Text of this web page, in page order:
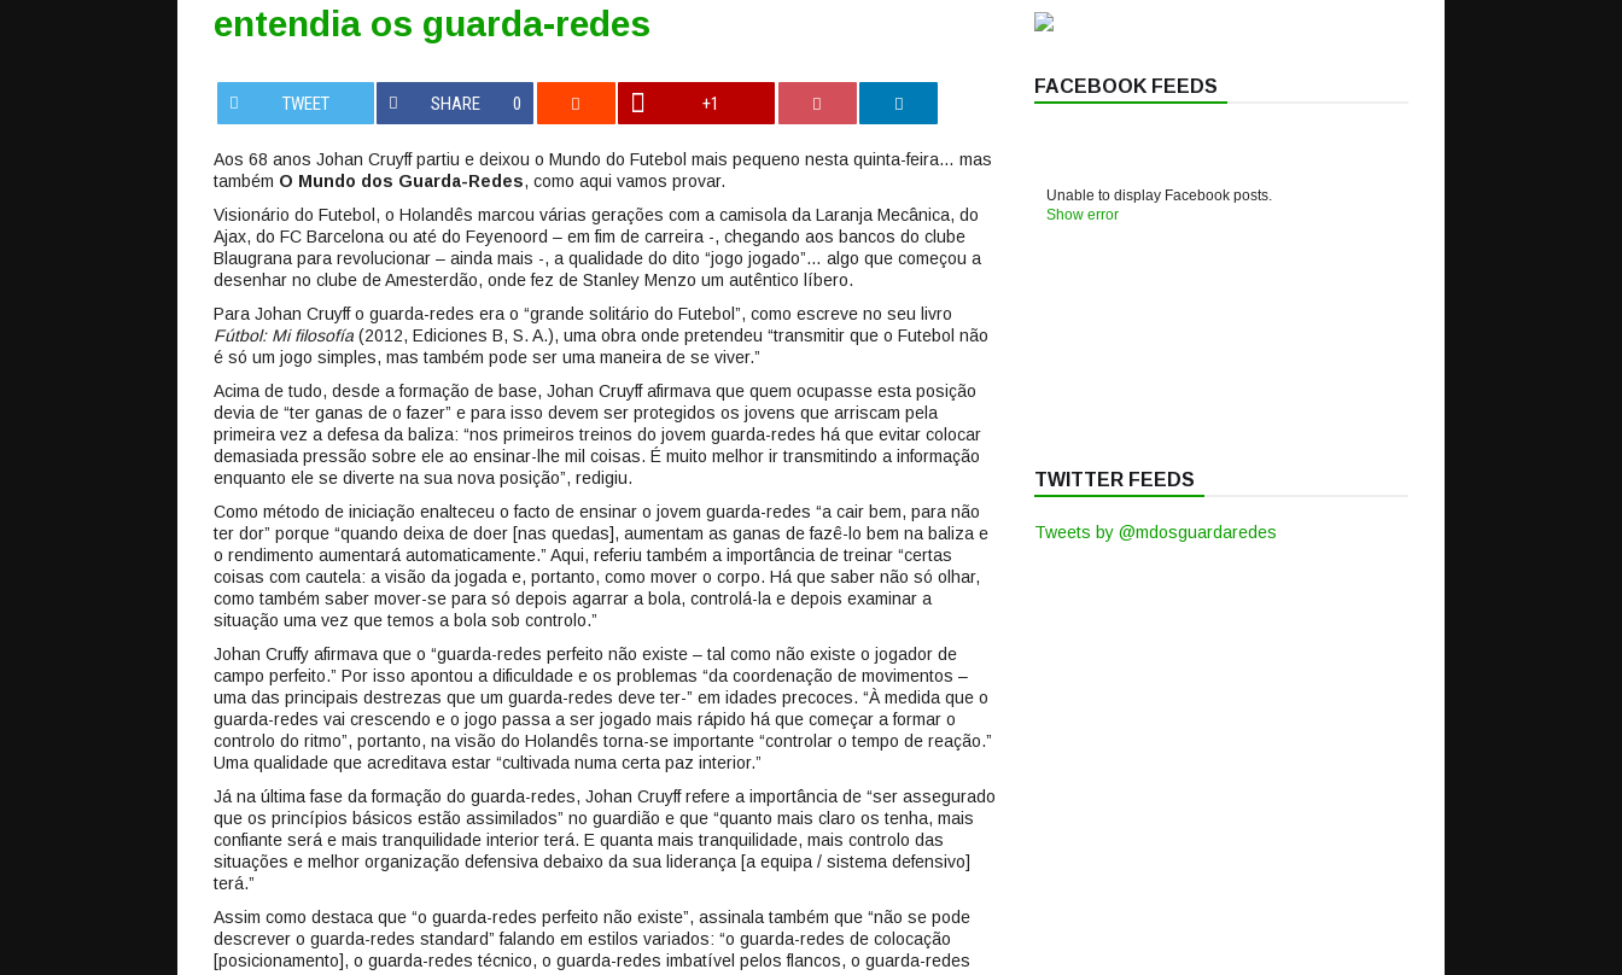
entendia os guarda-redes
TWEET SHARE 0 +1
Aos 68 anos Johan Cruyff partiu e deixou o Mundo do Futebol mais pequeno nesta quinta-feira… mas
também O Mundo dos Guarda-Redes, como aqui vamos provar.
Visionário do Futebol, o Holandês marcou várias gerações com a camisola da Laranja Mecânica, do
Ajax, do FC Barcelona ou até do Feyenoord – em fim de carreira -, chegando aos bancos do clube
Blaugrana para revolucionar – ainda mais -, a qualidade do dito “jogo jogado”… algo que começou a
desenhar no clube de Amesterdão, onde fez de Stanley Menzo um autêntico líbero.
Para Johan Cruyff o guarda-redes era o “grande solitário do Futebol”, como escreve no seu livro
Fútbol: Mi filosofía (2012, Ediciones B, S. A.), uma obra onde pretendeu “transmitir que o Futebol não
é só um jogo simples, mas também pode ser uma maneira de se viver.”
Acima de tudo, desde a formação de base, Johan Cruyff afirmava que quem ocupasse esta posição
devia de “ter ganas de o fazer” e para isso devem ser protegidos os jovens que arriscam pela
primeira vez a defesa da baliza: “nos primeiros treinos do jovem guarda-redes há que evitar colocar
demasiada pressão sobre ele ao ensinar-lhe mil coisas. É muito melhor ir transmitindo a informação
enquanto ele se diverte na sua nova posição”, redigiu.
Como método de iniciação enalteceu o facto de ensinar o jovem guarda-redes “a cair bem, para não
ter dor” porque “quando deixa de doer [nas quedas], aumentam as ganas de fazê-lo bem na baliza e
o rendimento aumentará automaticamente.” Aqui, referiu também a importância de treinar “certas
coisas com cautela: a visão da jogada e, portanto, como mover o corpo. Há que saber não só olhar,
como também saber mover-se para só depois agarrar a bola, controlá-la e depois examinar a
situação uma vez que temos a bola sob controlo.”
Johan Cruffy afirmava que o “guarda-redes perfeito não existe – tal como não existe o jogador de
campo perfeito.” Por isso apontou a dificuldade e os problemas “da coordenação de movimentos –
uma das principais destrezas que um guarda-redes deve ter-” em idades precoces. “À medida que o
guarda-redes vai crescendo e o jogo passa a ser jogado mais rápido há que começar a formar o
controlo do ritmo”, portanto, na visão do Holandês torna-se importante “controlar o tempo de reação.”
Uma qualidade que acreditava estar “cultivada numa certa paz interior.”
Já na última fase da formação do guarda-redes, Johan Cruyff refere a importância de “ser assegurado
que os princípios básicos estão assimilados” no guardião e que “quanto mais claro os tenha, mais
confiante será e mais tranquilidade interior terá. E quanta mais tranquilidade, mais controlo das
situações e melhor organização defensiva debaixo da sua liderança [a equipa / sistema defensivo]
terá.”
Assim como destaca que “o guarda-redes perfeito não existe”, assinala também que “não se pode
descrever o guarda-redes standard” falando em estilos variados: “o guarda-redes de colocação
[posicionamento], o guarda-redes técnico, o guarda-redes imbatível pelos flancos, o guarda-redes
FACEBOOK FEEDS
Unable to display Facebook posts.
Show error
TWITTER FEEDS
Tweets by @mdosguardaredes